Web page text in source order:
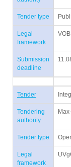
Tender type
Legal
framework
VOB
Submission
deadline
Tender
Tendering
authority
Tender type
Legal
framework